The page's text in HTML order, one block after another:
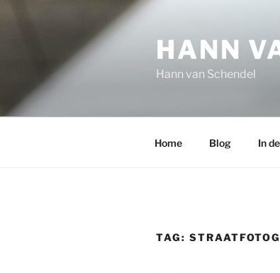
HANN
Hann van Schendel
Home Blog In
TAG: